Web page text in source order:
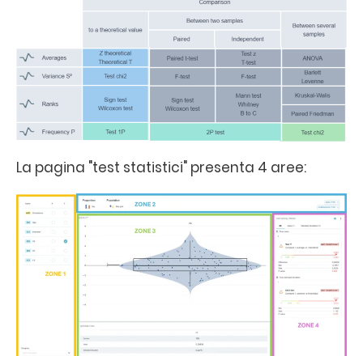
La pagina "test statistici" presenta 4 aree: